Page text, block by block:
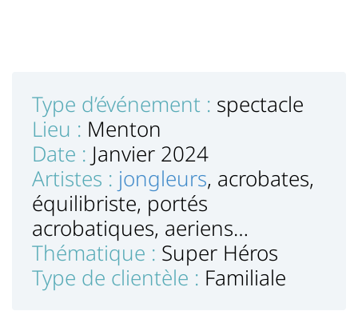
Type d’événement : spectacle
Lieu : Menton
Date : Janvier 2024
Artistes : jongleurs, acrobates,
équilibriste, portés
acrobatiques, aeriens…
Thématique : Super Héros
Type de clientèle : Familiale